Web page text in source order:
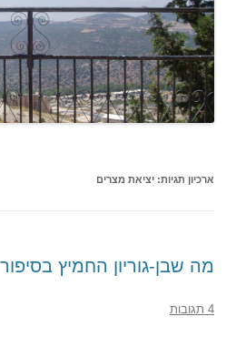
ארכיון תגיות: יציאת מצרים
מה שבן-גוריון החמיץ
4 תגובות